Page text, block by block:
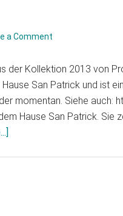
a Comment
der Kollektion 2013 von
San Patrick und ist
momentan. Siehe auch:
Hause San Patrick. Sie